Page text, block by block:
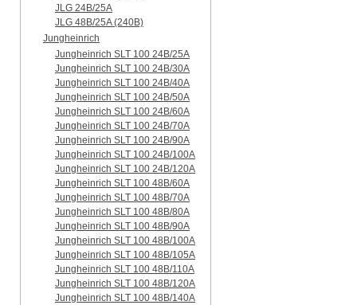
JLG 24B/25A
JLG 48B/25A (240B)
Jungheinrich
Jungheinrich SLT 100 24B/25A
Jungheinrich SLT 100 24B/30A
Jungheinrich SLT 100 24B/40A
Jungheinrich SLT 100 24B/50A
Jungheinrich SLT 100 24B/60A
Jungheinrich SLT 100 24B/70A
Jungheinrich SLT 100 24B/90A
Jungheinrich SLT 100 24B/100A
Jungheinrich SLT 100 24B/120A
Jungheinrich SLT 100 48B/60A
Jungheinrich SLT 100 48B/70A
Jungheinrich SLT 100 48B/80A
Jungheinrich SLT 100 48B/90A
Jungheinrich SLT 100 48B/100A
Jungheinrich SLT 100 48B/105A
Jungheinrich SLT 100 48B/110A
Jungheinrich SLT 100 48B/120A
Jungheinrich SLT 100 48B/140A